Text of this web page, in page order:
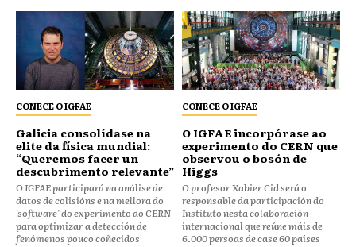
COÑECE O IGFAE
Galicia consolídase na
elite da física mundial:
“Queremos facer un
descubrimento relevante”
O IGFAE participará na análise de
datos de colisións e na mellora do
'software' do experimento do CERN
para optimizar a detección de
fenómenos pouco coñecidos
COÑECE O IGFAE
O IGFAE incorpórase ao
experimento do CERN que
observou o bosón de
Higgs
O profesor Xabier Cid será o
responsable da participación do
Instituto nesta colaboración
internacional que reúne máis de
6.000 persoas de case 60 países